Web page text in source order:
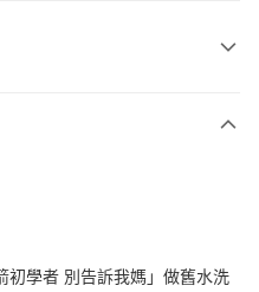
初學者 別告訴我媽」做舊水洗